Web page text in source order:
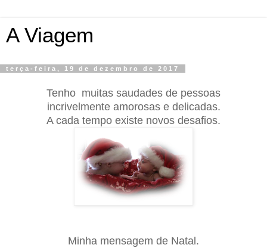
A Viagem
terça-feira, 19 de dezembro de 2017
Tenho muitas saudades de pessoas
incrivelmente amorosas e delicadas.
A cada tempo existe novos desafios.
Minha mensagem de Natal.